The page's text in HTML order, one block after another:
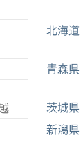
北海道
青森県
茨城県
新潟県